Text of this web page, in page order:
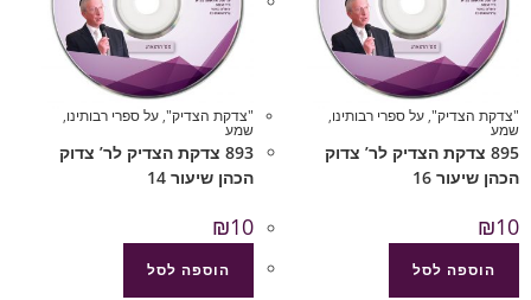
"צדקת הצדיק",על ספרי רבותינו,
שמע
895 צדקת הצדיק לר’ צדוק
הכהן שיעור 16
₪10
הוספה לסל
"צדקת הצדיק",על ספרי רבותינו,
שמע
893 צדקת הצדיק לר’ צדוק
הכהן שיעור 14
₪10
הוספה לסל